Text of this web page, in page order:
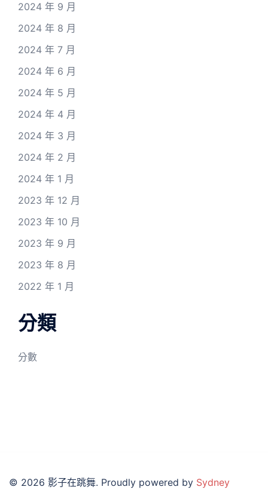
2024 年 9 月
2024 年 8 月
2024 年 7 月
2024 年 6 月
2024 年 5 月
2024 年 4 月
2024 年 3 月
2024 年 2 月
2024 年 1 月
2023 年 12 月
2023 年 10 月
2023 年 9 月
2023 年 8 月
2022 年 1 月
分類
分數
© 2026 影子在跳舞. Proudly powered by Sydney